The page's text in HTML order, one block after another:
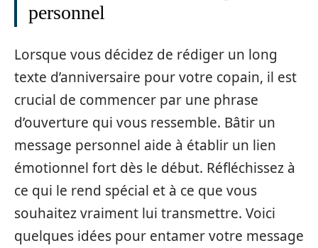
personnel
Lorsque vous décidez de rédiger un long
texte d’anniversaire pour votre copain, il est
crucial de commencer par une phrase
d’ouverture qui vous ressemble. Bâtir un
message personnel aide à établir un lien
émotionnel fort dès le début. Réfléchissez à
ce qui le rend spécial et à ce que vous
souhaitez vraiment lui transmettre. Voici
quelques idées pour entamer votre message